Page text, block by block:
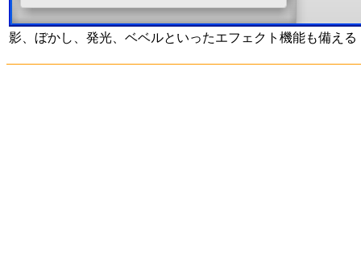
影、ぼかし、発光、ベベルといったエフェクト機能も備える